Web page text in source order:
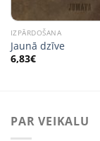
IZPĀRDOŠANA
Jaunā dzīve
6,83€
PAR VEIKALU